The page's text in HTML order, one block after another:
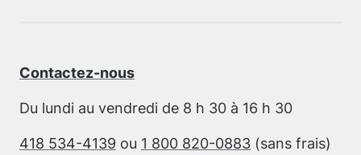
Contactez-nous
Du lundi au vendredi de 8 h 30 à 16 h 30
418 534-4139 ou 1 800 820-0883 (sans frais)